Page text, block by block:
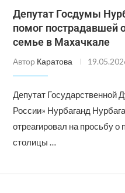
Депутат Госдумы
помог пострадавшей
семье в Махачкале
Автор Каратова
Депутат Государственной
России» Нурбаганд
отреагировал на просьбу
столицы …